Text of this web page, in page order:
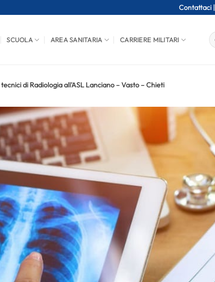
Contattaci |
SCUOLA AREA SANITARIA CARRIERE MILITARI
di Radiologia all'ASL Lanciano – Vasto – Chieti